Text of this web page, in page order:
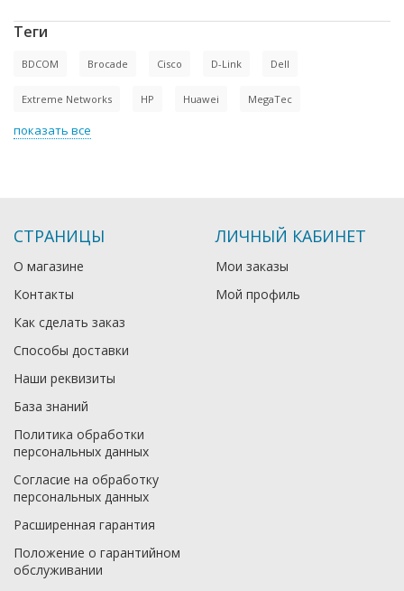
Теги
BDCOM Brocade Cisco D-Link Dell
Extreme Networks HP Huawei MegaTec
показать все
СТРАНИЦЫ
О магазине
Контакты
Как сделать заказ
Способы доставки
Наши реквизиты
База знаний
Политика обработки
персональных данных
Согласие на обработку
персональных данных
Расширенная гарантия
Положение о гарантийном
обслуживании
ЛИЧНЫЙ КАБИНЕТ
Мои заказы
Мой профиль